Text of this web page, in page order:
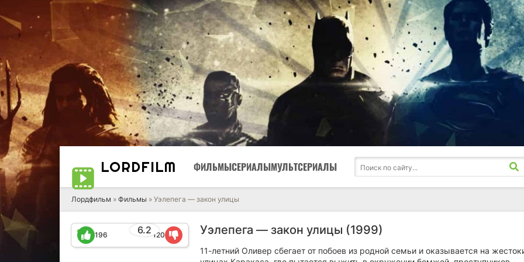
LORDFILM ФИЛЬМЫСЕРИАЛЫМУЛЬТСЕРИАЛЫ
Лордфильм » Фильмы » Уэлепега — закон улицы
Уэлепега — закон улицы (1999)
6.2
196 120
11-летний Оливер сбегает от побоев из родной семьи и оказывается на